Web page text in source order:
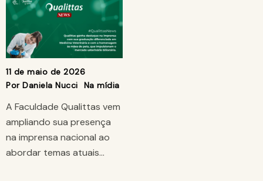
11 de maio de 2026
Por Daniela Nucci Na mídia
A Faculdade Qualittas vem
ampliando sua presença
na imprensa nacional ao
abordar temas atuais…